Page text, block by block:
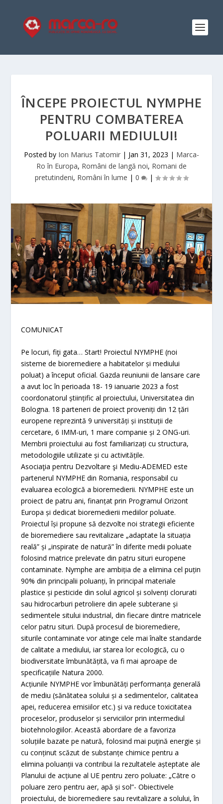
ÎNCEPE PROIECTUL NYMPHE
PENTRU COMBATEREA
POLUARII MEDIULUI!
Posted by Ion Marius Tatomir | Jan 31, 2023 | Marca-
Ro în Europa, Români de langă noi, Romani de
pretutindeni, Români în lume | 0 |
COMUNICAT
Pe locuri, fiţi gata… Start! Proiectul NYMPHE (noi
sisteme de bioremediere a habitatelor și mediului
poluat) a început oficial. Gazda reuniunii de lansare care
a avut loc în perioada 18- 19 ianuarie 2023 a fost
coordonatorul științific al proiectului, Universitatea din
Bologna. 18 parteneri de proiect proveniți din 12 țări
europene reprezintă 9 universități și instituții de
cercetare, 6 IMM-uri, 1 mare companie și 2 ONG-uri.
Membrii proiectului au fost familiarizați cu structura,
metodologiile utilizate și cu activitățile.
Asociaţia pentru Dezvoltare şi Mediu-ADEMED este
partenerul NYMPHE din Romania, responsabil cu
evaluarea ecologică a bioremedierii. NYMPHE este un
proiect de patru ani, finanțat prin Programul Orizont
Europa și dedicat bioremedierii mediilor poluate.
Proiectul își propune să dezvolte noi strategii eficiente
de bioremediere sau revitalizare „adaptate la situația
reală” și „inspirate de natură” în diferite medii poluate
folosind matrice prelevate din patru situri europene
contaminate. Nymphe are ambiția de a elimina cel puțin
90% din principalii poluanți, în principal materiale
plastice și pesticide din solul agricol și solvenți clorurati
sau hidrocarburi petroliere din apele subterane și
sedimentele sitului industrial, din fiecare dintre matricele
celor patru situri. După procesul de bioremediere,
siturile contaminate vor atinge cele mai înalte standarde
de calitate a mediului, iar starea lor ecologică, cu o
biodiversitate îmbunătățită, va fi mai aproape de
specificațiile Natura 2000.
Acțiunile NYMPHE vor îmbunătăți performanța generală
de mediu (sănătatea solului și a sedimentelor, calitatea
apei, reducerea emisiilor etc.) și va reduce toxicitatea
proceselor, produselor și serviciilor prin intermediul
biotehnologiilor. Această abordare de a favoriza
soluțiile bazate pe natură, folosind mai puţină energie și
cu conținut scăzut de substanțe chimice pentru a
elimina poluanții va contribui la rezultatele așteptate ale
Planului de acțiune al UE pentru zero poluate: „Către o
poluare zero pentru aer, apă și sol”- Obiectivele
proiectului, de bioremediere sau revitalizare a solului, în